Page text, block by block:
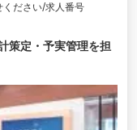
ださい/求人番号
策定・予実管理を担